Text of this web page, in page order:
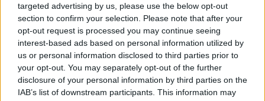
targeted advertising by us, please use the below opt-out
section to confirm your selection. Please note that after your
opt-out request is processed you may continue seeing
interest-based ads based on personal information utilized by
us or personal information disclosed to third parties prior to
your opt-out. You may separately opt-out of the further
disclosure of your personal information by third parties on the
IAB’s list of downstream participants. This information may
SLIMĪBU APRAKSTI
Latvijā plāno valsts apmaksātu nieru slimību skrīningu – kas